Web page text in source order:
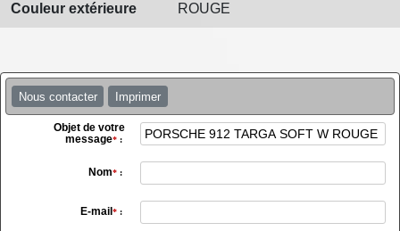
Couleur extérieure ROUGE
Nous contacter Imprimer
Objet de votre
message*:
Nom*:
E-mail *: